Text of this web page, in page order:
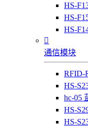
HS-
HS-
HS-

通信模块
RFID-
HS-
hc-05
HS-
HS-